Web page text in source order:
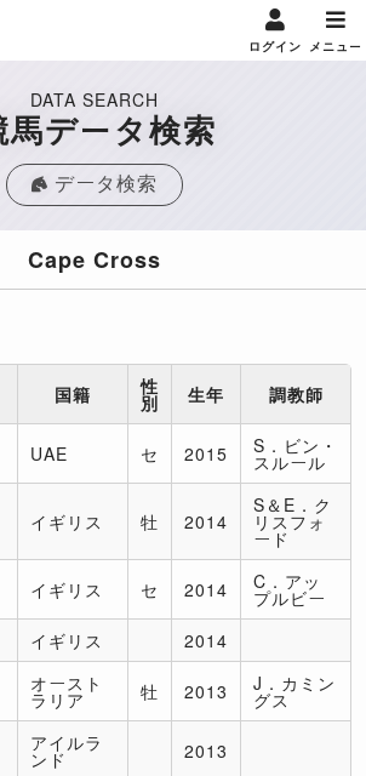
ログイン メニュー
DATA SEARCH
馬データ検索
データ検索
Cape Cross
国籍 性
別 生年 調教師
UAE セ 2015 S．ビン・
スルール
イギリス 牡 2014
S＆E．ク
リスフォ
ード
イギリス セ 2014 C．アッ
プルビー
イギリス
2014
オースト
ラリア 牡 2013 J．カミン
グス
アイルラ
ンド 2013